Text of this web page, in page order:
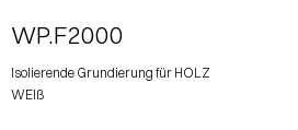
WP.F2000
Isolierende Grundierung für HOLZ
WEIß